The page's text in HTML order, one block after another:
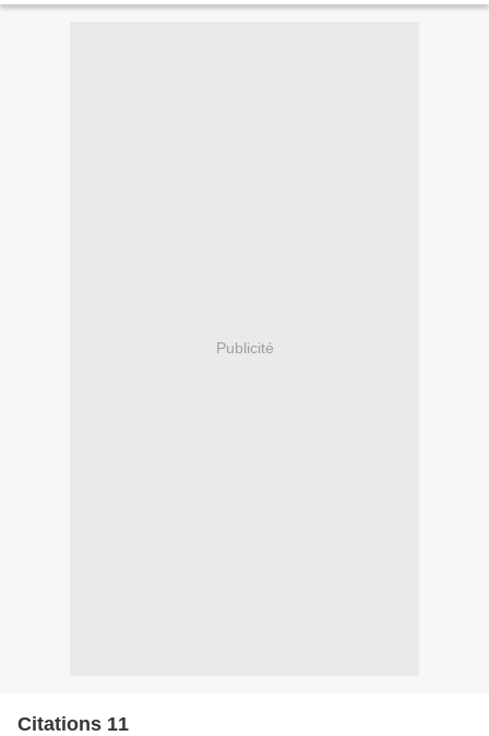
Publicité
Citations 11